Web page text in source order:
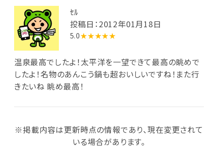
ｾﾙ
投稿日：2012年01月18日
5.0★★★★★
温泉最高でしたよ！太平洋を一望できて最高の眺めで
したよ！名物のあんこう鍋も超おいしいですね！また行
きたいね 眺め最高！
※掲載内容は更新時点の情報であり、現在変更されて
いる場合があります。